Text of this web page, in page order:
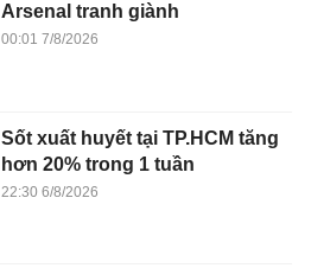
Arsenal tranh giành
00:01 7/8/2026
Sốt xuất huyết tại TP.HCM tăng
hơn 20% trong 1 tuần
22:30 6/8/2026